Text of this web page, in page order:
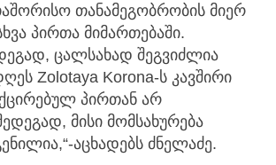
თანამეგობრობის მიერ
პირთა მიმართებაში.
ცალსახად შეგვიძლია
Zolotaya Korona-ს კავშირი
პირთან არ
მისი მომსახურება
აცხადებს ძნელაძე.